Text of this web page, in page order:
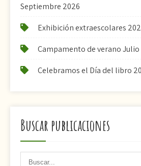
Septiembre 2026
Exhibición extraescolares
Campamento de verano Julio
Celebramos el Día del libro
Buscar publicaciones